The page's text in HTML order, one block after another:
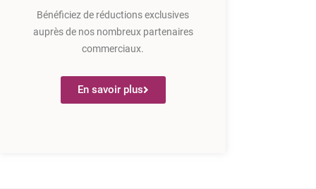
Bénéficiez de réductions exclusives
auprès de nos nombreux partenaires
commerciaux.
En savoir plus